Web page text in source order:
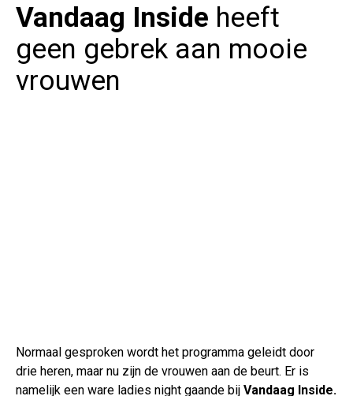
Vandaag Inside heeft
geen gebrek aan mooie
vrouwen
Normaal gesproken wordt het programma geleidt door
drie heren, maar nu zijn de vrouwen aan de beurt. Er is
namelijk een ware ladies night gaande bij Vandaag Inside.